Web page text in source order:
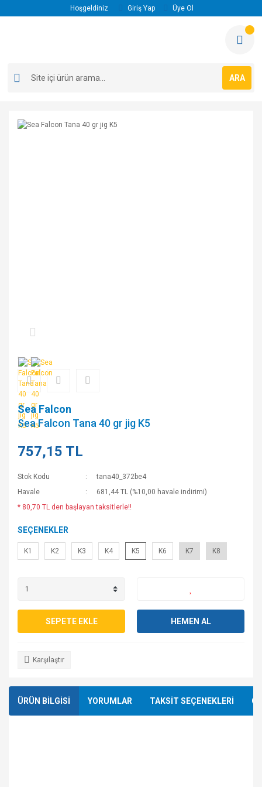
Hoşgeldiniz Giriş Yap Üye Ol
ARA
Sea Falcon
Sea Falcon Tana 40 gr jig K5
757,15 TL
Stok Kodu
tana40_372be4
Havale
681,44 TL (%10,00 havale indirimi)
* 80,70 TL den başlayan taksitlerle!!
SEÇENEKLER
K1 K2 K3 K4 K5 K6 K7 K8
SEPETE EKLE HEMEN AL
Karşılaştır
ÜRÜN BİLGİSİ YORUMLAR TAKSİT SEÇENEKLERİ